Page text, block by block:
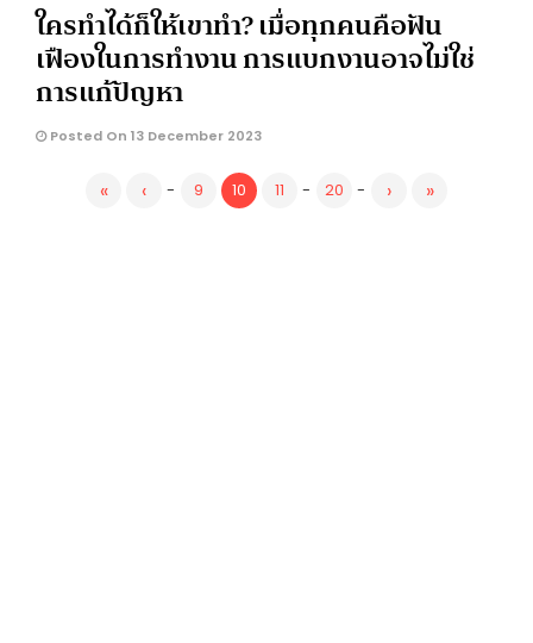
ใครทำได้ก็ให้เขาทำ? เมื่อทุกคนคือฟัน
เฟืองในการทำงาน การแบกงานอาจไม่ใช่
การแก้ปัญหา
Posted On 13 December 2023
« ‹ - 9 10 11 - 20 - › »